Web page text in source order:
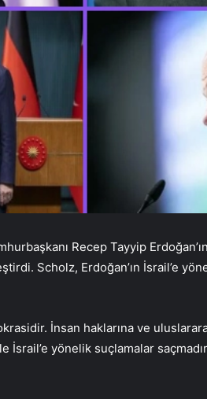
Recep Tayyip
Scholz, Erdoğan’ın İsrail’e
İnsan haklarına ve
yönelik suçlamalar